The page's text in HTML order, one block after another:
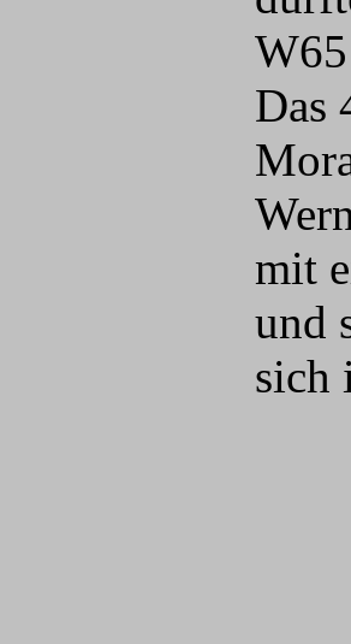
Das
mit
und
sich